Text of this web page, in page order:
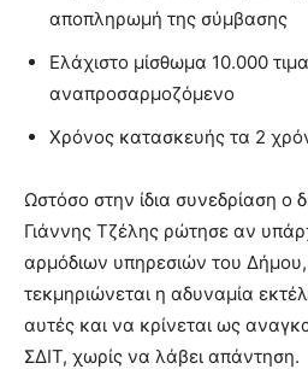
αποπληρωμή της σύμβασης
Ελάχιστο μίσθωμα 10.000
αναπροσαρμοζόμενο
Χρόνος κατασκευής τα 2
Ωστόσο στην ίδια συνεδρίαση ο
Γιάννης Τζέλης ρώτησε αν
αρμόδιων υπηρεσιών του
τεκμηριώνεται η αδυναμία
αυτές και να κρίνεται ως
ΣΔΙΤ, χωρίς να λάβει απάντηση.